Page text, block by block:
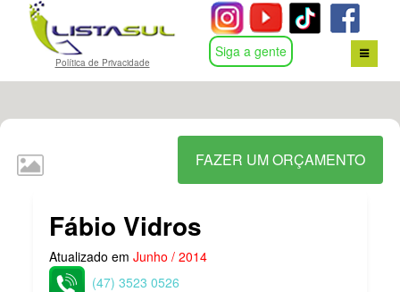
Política de Privacidade
Siga a gente
BUSCA POR ASSUNTO
LOGIN
FAZER UM ORÇAMENTO
Fábio Vidros
Atualizado em Junho / 2014
(47) 3523 0526